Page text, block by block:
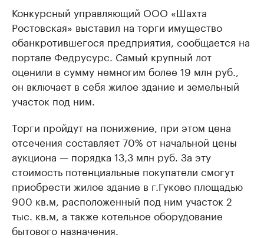
Конкурсный управляющий ООО «Шахта
Ростовская» выставил на торги имущество
обанкротившегося предприятия, сообщается на
портале Федрусурс. Самый крупный лот
оценили в сумму немногим более 19 млн руб.,
он включает в себя жилое здание и земельный
участок под ним.
Торги пройдут на понижение, при этом цена
отсечения составляет 70% от начальной цены
аукциона — порядка 13,3 млн руб. За эту
стоимость потенциальные покупатели смогут
приобрести жилое здание в г.Гуково площадью
900 кв.м, расположенный под ним участок 2
тыс. кв.м, а также котельное оборудование
бытового назначения.